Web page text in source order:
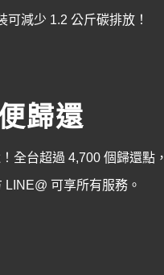
可減少 1.2 公斤碳排放 ！
歸還
全台超過 4,700 個歸還點，
LINE@ 可享所有服務。